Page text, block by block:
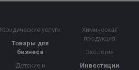
Юридические услуги
Товары для
бизнеса
Детские и
Химическая
продукция
Экология
Инвестиции